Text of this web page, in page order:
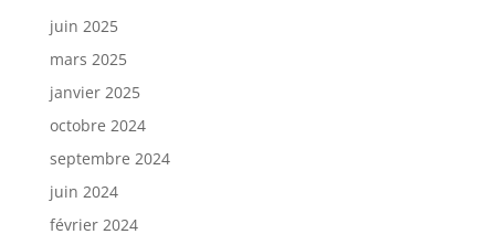
juin 2025
mars 2025
janvier 2025
octobre 2024
septembre 2024
juin 2024
février 2024